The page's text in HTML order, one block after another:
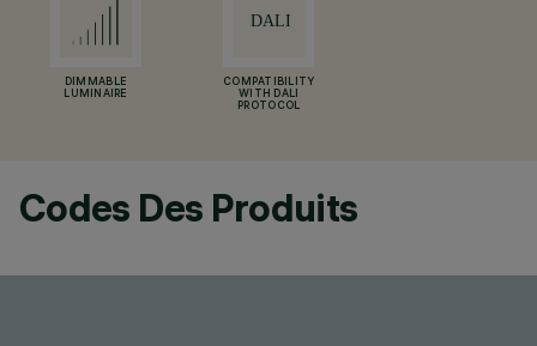
DIMMABLE
LUMINAIRE
COMPATIBILITY
WITH DALI
PROTOCOL
Codes Des Produits